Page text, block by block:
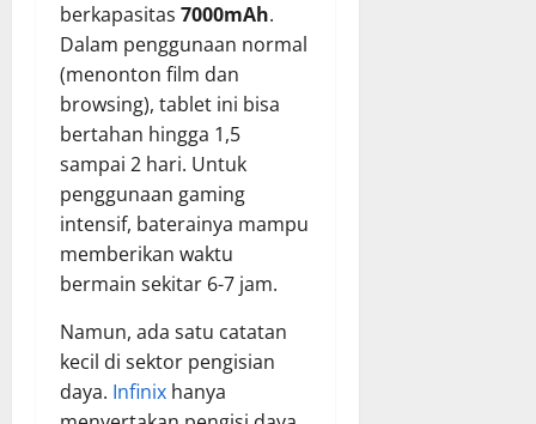
berkapasitas 7000mAh.
Dalam penggunaan normal
(menonton film dan
browsing), tablet ini bisa
bertahan hingga 1,5
sampai 2 hari. Untuk
penggunaan gaming
intensif, baterainya mampu
memberikan waktu
bermain sekitar 6-7 jam.
Namun, ada satu catatan
kecil di sektor pengisian
daya. Infinix hanya